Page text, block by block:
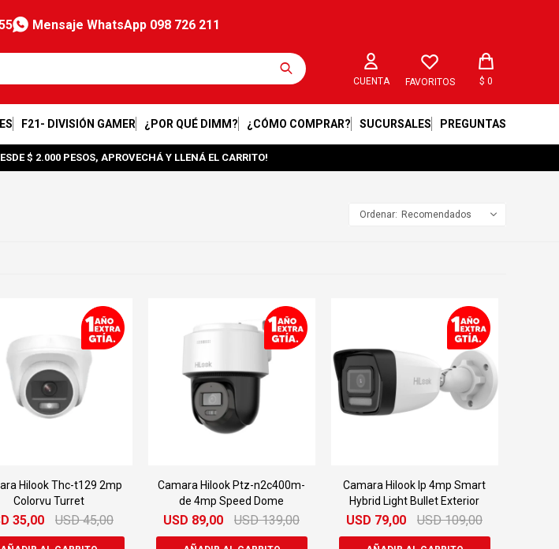
Mensaje WhatsApp 098 726 211
F21- DIVISIÓN GAMER ¿POR QUÉ DIMM? ¿CÓMO COMPRAR? SUCURSALES PREGUNTAS
FAVORITOS $ 0
$ 2.000 PESOS, APROVECHÁ Y LLENÁ EL CARRITO!
Recomendados
Hilook Thc-t129 2mp
Colorvu Turret
35,00 USD 45,00
Camara Hilook Ptz-n2c400m-
de 4mp Speed Dome
USD 89,00 USD 139,00
Camara Hilook Ip 4mp Smart
Hybrid Light Bullet Exterior
USD 79,00 USD 109,00